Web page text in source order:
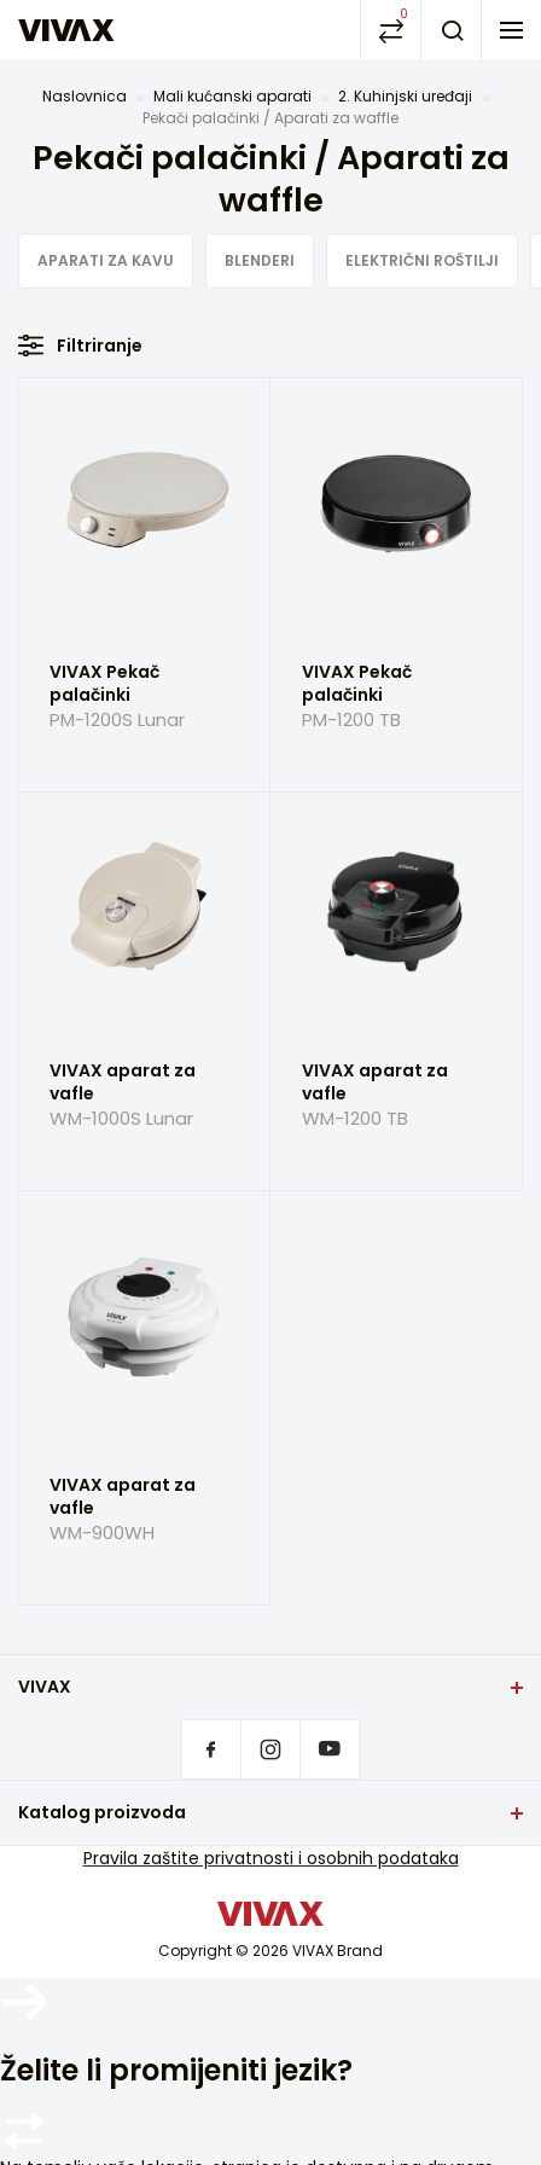
0
Naslovnica Mali kućanski aparati
2. Kuhinjski uređaji
Pekači palačinki / Aparati za waffle
Pekači palačinki / Aparati za
waffle
APARATI ZA KAVU BLENDERI ELEKTRIČNI ROŠTILJI
Filtriranje
VIVAX Pekač
palačinki
PM-1200S Lunar
VIVAX Pekač
palačinki
PM-1200 TB
VIVAX aparat za
vafle
WM-1000S Lunar
VIVAX aparat za
vafle
WM-1200 TB
VIVAX aparat za
vafle
WM-900WH
VIVAX
Česta pitanja
Servisna podrška u jamstvu
Katalog proizvoda
TV i audio
Copyright © 2026 VIVAX Brand
Pravila zaštite privatnosti i osobnih podataka
Želite li promijeniti jezik?